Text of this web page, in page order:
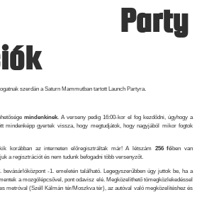
Party
szerdán a Saturn Mammutban tartott Launch Partyra.
mindenkinek . A verseny pedig 16:00-kor el fog kezdődni, úgyhogy a
mindenképp gyertek vissza, hogy megtudjátok, hogy nagyjából mikor fogtok
korábban az interneten előregisztráltak már! A létszám 256 főben van
a regisztrációt és nem tudunk befogadni több versenyzőt.
-1. emeletén található. Legegyszerűbben úgy juttok be, ha a
a mozgólépcsővel, pont odavisz elé. Megközelíthető tömegközlekedéssel
metróval (Széll Kálmán tér/Moszkva tér), az autóval való megközelítéshez és